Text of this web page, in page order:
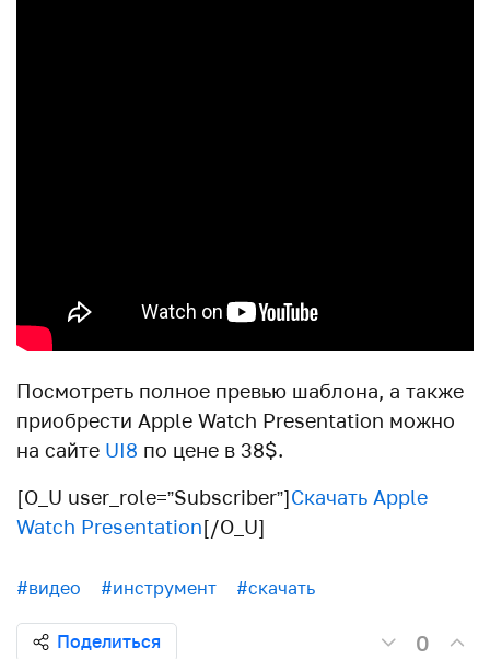
Посмотреть полное превью шаблона, а также
приобрести Apple Watch Presentation можно
на сайте UI8 по цене в 38$.
[O_U user_role=”Subscriber”]Скачать Apple
Watch Presentation[/O_U]
#видео #инструмент #скачать
Поделиться 0